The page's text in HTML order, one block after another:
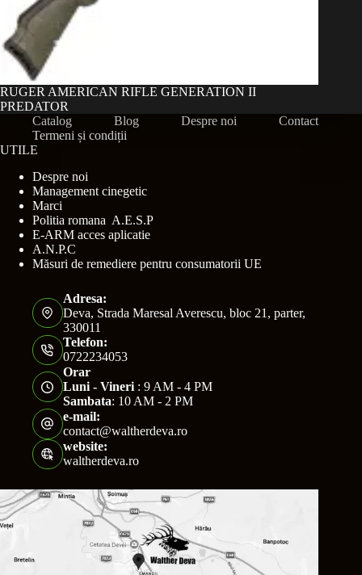
RUGER AMERICAN RIFLE GENERATION II
PREDATOR
Catalog
Blog Despre noi
Contact
Termeni și condiții
UTILE
Despre noi
Management cinegetic
Marci
Politia romana A.E.S.P
E-ARM acces aplicatie
A.N.P.C
Măsuri de remediere pentru consumatorii UE
Adresa:
Deva, Strada Maresal Averescu, bloc 21, parter,
330011
Telefon:
0722234053
Orar
Luni - Vineri: 9 AM - 4 PM
Sambata: 10 AM - 2 PM
e-mail:
contact@waltherdeva.ro
website:
waltherdeva.ro